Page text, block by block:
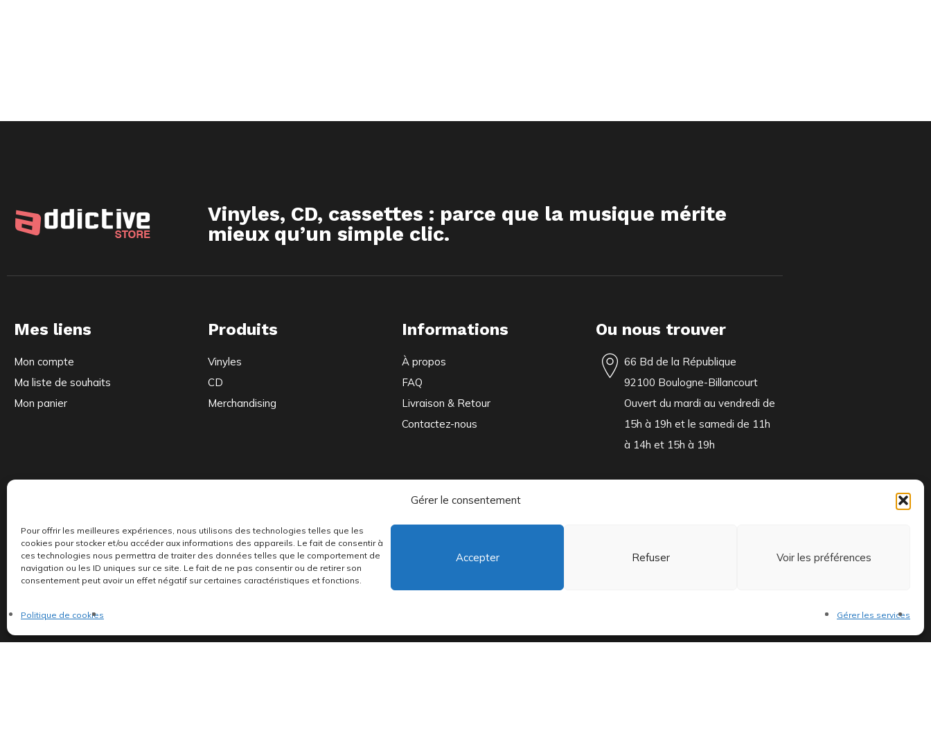
Gérer le consentement
Pour offrir les meilleures expériences, nous utilisons des technologies telles que les
cookies pour stocker et/ou accéder aux informations des appareils. Le fait de consentir à
ces technologies nous permettra de traiter des données telles que le comportement de
navigation ou les ID uniques sur ce site. Le fait de ne pas consentir ou de retirer son
consentement peut avoir un effet négatif sur certaines caractéristiques et fonctions.
Gérer les services
Accepter Refuser Voir les préférences
Politique de cookies
Vinyles, CD, cassettes : parce que la musique mérite
mieux qu’un simple clic.
Mes liens
Mon compte
Ma liste de souhaits
Mon panier
Produits
Vinyles
CD
Merchandising
Informations
À propos
FAQ
Livraison & Retour
Contactez-nous
Ou nous trouver
66 Bd de la République
92100 Boulogne-Billancourt
Ouvert du mardi au vendredi de
15h à 19h et le samedi de 11h
à 14h et 15h à 19h
Indépendants et passionnés, nous produisons et distribuons depuis toujours des pépites musicales, dont des vinyles rares et exclusifs.